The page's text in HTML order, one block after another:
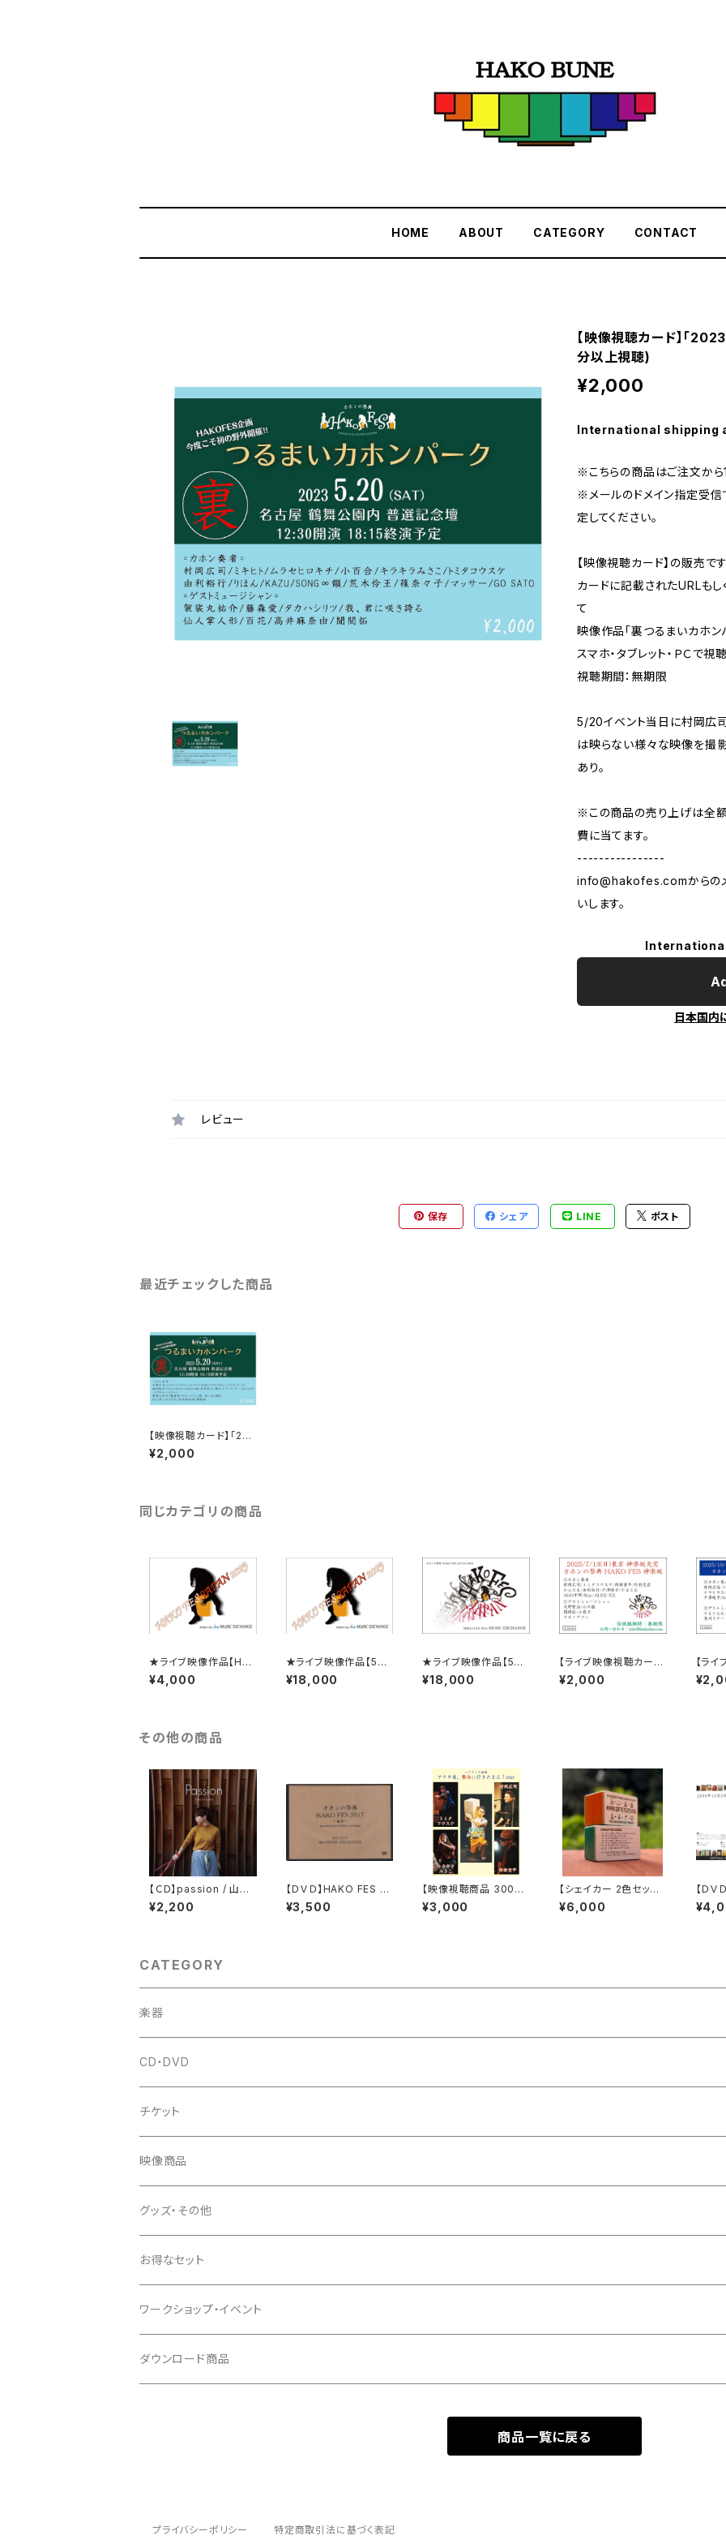
HOME ABOUT CATEGORY CONTACT
【映像視聴カード】「
分以上視聴)
¥2,000
International shipping
※こちらの商品はご注文から
※メールのドメイン指定受
定してください。
【映像視聴カード】の販売で
カードに記載されたURLも
て
映像作品「裏つるまいカホン
スマホ・タブレット・ＰＣで視
視聴期間：無期限
5/20イベント当日に村岡広
は​映らない様々な映像を撮
あり。
※この商品の売り上げは全
費に当てます。
----------------
info@hakofes.comからの
いします。
日本国内
レビュー
保存 シェア LINE ポスト
最近チェックした商品
【映像視聴カード】「202
3 裏つるまいカホンパ
ーク」(60分以上視聴)
¥2,000
同じカテゴリの商品
★ライブ映像作品【HAK
O FES JAPAN 2025
LIVE！】＠渋谷duo MU
に発送予定です
¥4,000
★ライブ映像作品【5枚
セット、HAKO FES JA
PAN 2025 LIVE！】＠
¥18,000
★ライブ映像作品【5枚
セット、HAKO FES JA
PAN 2024 LIVE！】＠
¥18,000
【ライブ映像視聴カー
ド】7/13 HAKO FES 神
楽坂 2025
¥2,000
【ラ
ド】
伊勢
その他の商品
【ＣＤ】passion / 山下
あすか
¥2,200
【ＤＶＤ】HAKO FES 2
017 東京
¥3,500
【映像視聴商品 3000
円】アナタ達、整体に行
きたまえ！2025 ※デ
¥3,000
【シェイカー 2色セット】
HAKO FES 2026 ツア
ーシェイカー = HM C
¥6,000
【Ｄ
019
CATEGORY
楽器
CD・DVD
チケット
映像商品
グッズ・その他
お得なセット
ワークショップ・イベント
ダウンロード商品
商品一覧に戻る
プライバシーポリシー 特定商取引法に基づく表記